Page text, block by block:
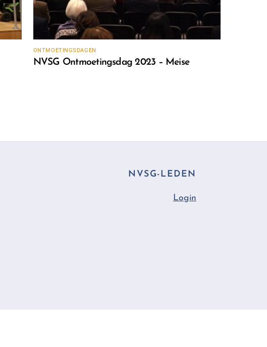
ONTMOETINGSDAGEN
NVSG Ontmoetingsdag 2023 – Meise
NVSG-LEDEN
Login